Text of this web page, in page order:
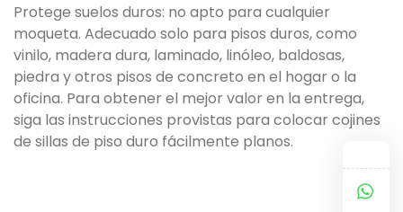
Protege suelos duros: no apto para cualquier
moqueta. Adecuado solo para pisos duros, como
vinilo, madera dura, laminado, linóleo, baldosas,
piedra y otros pisos de concreto en el hogar o la
oficina. Para obtener el mejor valor en la entrega,
siga las instrucciones provistas para colocar cojines
de sillas de piso duro fácilmente planos.